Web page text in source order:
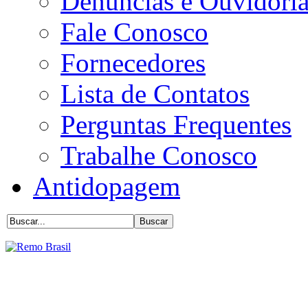
Fale Conosco
Fornecedores
Lista de Contatos
Perguntas Frequentes
Trabalhe Conosco
Antidopagem